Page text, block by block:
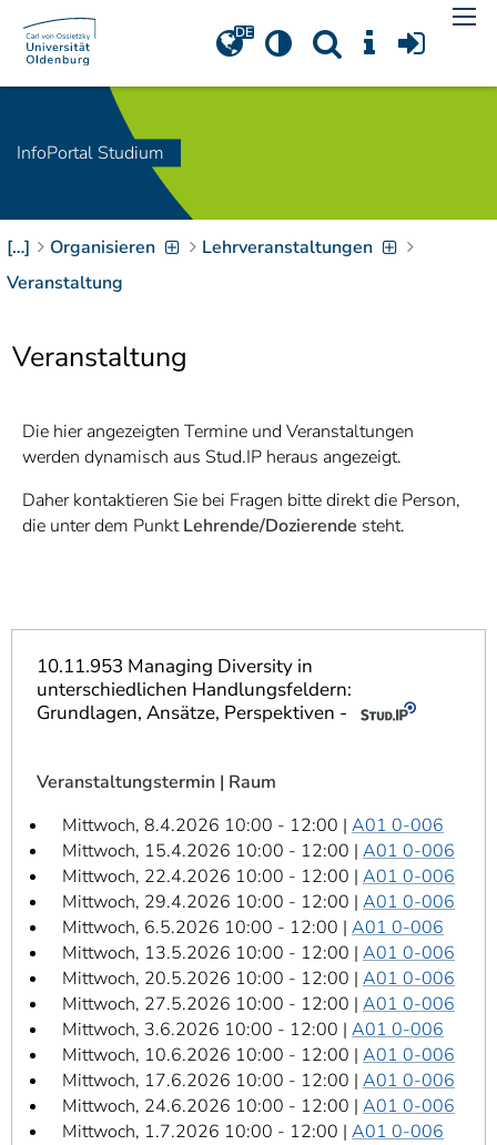
Navigation[Access-Key 1
Choose other language
Zum Inhalt springen
[Access-Key 2
Zur Suche springen
[Access-Key 4]
Zur Hauptnavigation
Zielgruppennavigation
springen
Zur
Brotkrumennavigation
7]
Informationen zur
InfoPortal Studium
[…] Organisieren
Lehrveranstaltungen
Veranstaltung
Veranstaltung
Die hier angezeigten Termine und Veranstaltungen
werden dynamisch aus Stud.IP heraus angezeigt.
Daher kontaktieren Sie bei Fragen bitte direkt die Person,
die unter dem PunktLehrende/Dozierende steht.
10.11.953 Managing Diversity in
unterschiedlichen Handlungsfeldern:
Grundlagen, Ansätze, Perspektiven -
Veranstaltungstermin | Raum
Mittwoch, 8.4.2026 10:00 - 12:00 | A01 0-006
Mittwoch, 15.4.2026 10:00 - 12:00 | A01 0-006
Mittwoch, 22.4.2026 10:00 - 12:00 | A01 0-006
Mittwoch, 29.4.2026 10:00 - 12:00 | A01 0-006
Mittwoch, 6.5.2026 10:00 - 12:00 | A01 0-006
Mittwoch, 13.5.2026 10:00 - 12:00 | A01 0-006
Mittwoch, 20.5.2026 10:00 - 12:00 | A01 0-006
Mittwoch, 27.5.2026 10:00 - 12:00 | A01 0-006
Mittwoch, 3.6.2026 10:00 - 12:00 | A01 0-006
Mittwoch, 10.6.2026 10:00 - 12:00 | A01 0-006
Mittwoch, 17.6.2026 10:00 - 12:00 | A01 0-006
Mittwoch, 24.6.2026 10:00 - 12:00 | A01 0-006
Mittwoch, 1.7.2026 10:00 - 12:00 | A01 0-006